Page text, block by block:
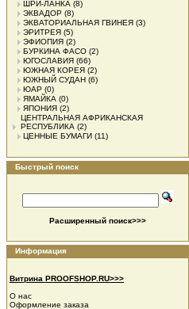
ШРИ-ЛАНКА (8)
ЭКВАДОР (8)
ЭКВАТОРИАЛЬНАЯ ГВИНЕЯ (3)
ЭРИТРЕЯ (5)
ЭФИОПИЯ (2)
БУРКИНА ФАСО (2)
ЮГОСЛАВИЯ (66)
ЮЖНАЯ КОРЕЯ (2)
ЮЖНЫЙ СУДАН (6)
ЮАР (0)
ЯМАЙКА (0)
ЯПОНИЯ (2)
ЦЕНТРАЛЬНАЯ АФРИКАНСКАЯ
РЕСПУБЛИКА (2)
ЦЕННЫЕ БУМАГИ (11)
Быстрый поиск
Расширенный поиск>>>
Информация
Витрина PROOFSHOP.RU>>>
О нас
Оформление заказа